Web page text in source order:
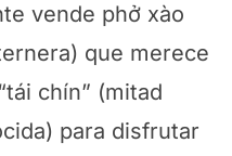
vende phở xào
que merece
chín” (mitad
para disfrutar